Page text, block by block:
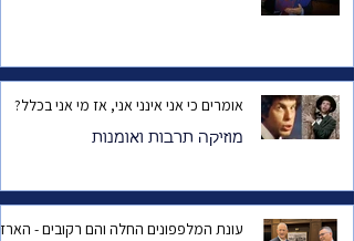
אומרים כי אני אינני אני, אז מי אני בכלל?
מוזיקה תרבות ואומנות
עונת המלפפונים החלה והם רקובים -